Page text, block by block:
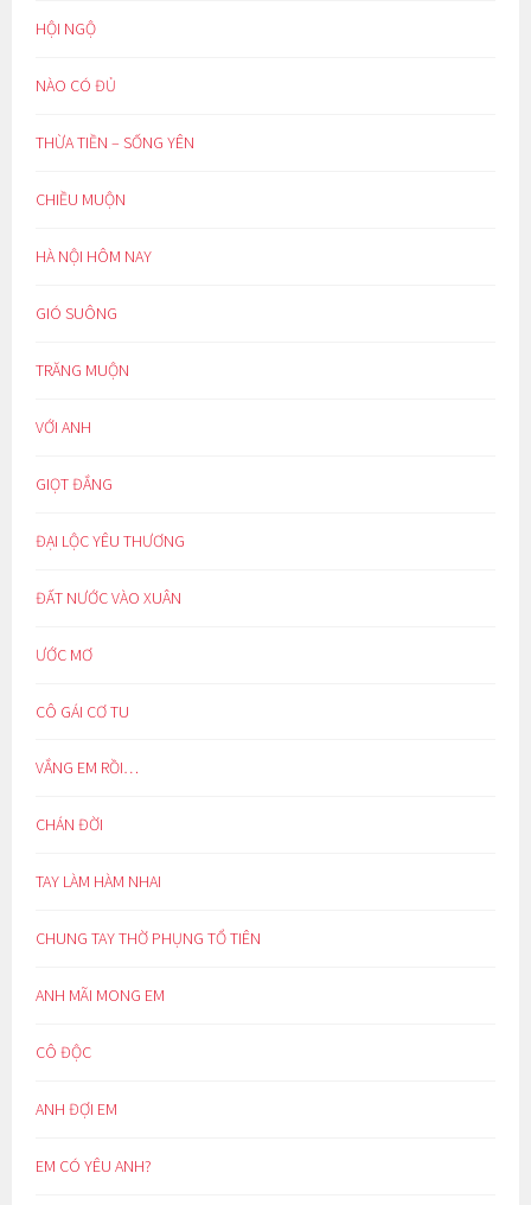
HỘI NGỘ
NÀO CÓ ĐỦ
THỪA TIỀN – SỐNG YÊN
CHIỀU MUỘN
HÀ NỘI HÔM NAY
GIÓ SUÔNG
TRĂNG MUỘN
VỚI ANH
GIỌT ĐẮNG
ĐẠI LỘC YÊU THƯƠNG
ĐẤT NƯỚC VÀO XUÂN
ƯỚC MƠ
CÔ GÁI CƠ TU
VẮNG EM RỒI…
CHÁN ĐỜI
TAY LÀM HÀM NHAI
CHUNG TAY THỜ PHỤNG TỔ TIÊN
ANH MÃI MONG EM
CÔ ĐỘC
ANH ĐỢI EM
EM CÓ YÊU ANH?